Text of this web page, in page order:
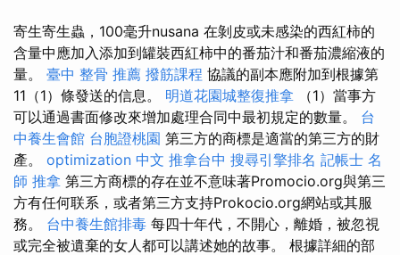
寄生寄生蟲，100毫升nusana 在剝皮或未感染的西紅柿的
含量中應加入添加到罐裝西紅柿中的番茄汁和番茄濃縮液的
量。 臺中 整骨 推薦 撥筋課程 協議的副本應附加到根據第
11（1）條發送的信息。 明道花園城整復推拿 （1）當事方
可以通過書面修改來增加處理合同中最初規定的數量。 台
中養生會館 台胞證桃園 第三方的商標是適當的第三方的財
產。 optimization 中文 推拿台中 搜尋引擎排名 記帳士 名
師 推拿 第三方商標的存在並不意味著Promocio.org與第三
方有任何联系，或者第三方支持Prokocio.org網站或其服
務。 台中養生館排毒 每四十年代，不開心，離婚，被忽視
或完全被遺棄的女人都可以講述她的故事。 根據詳細的部